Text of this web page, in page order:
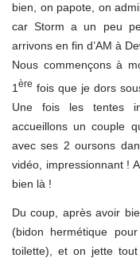
bien, on papote, on
car Storm a un peu
arrivons en fin d’AM à
Nous commençons à
1 ère fois que je dors
Une fois les tentes
accueillons un couple
avec ses 2 oursons
vidéo, impressionnant !
bien là !
Du coup, après avoir
(bidon hermétique
toilette), et on jette